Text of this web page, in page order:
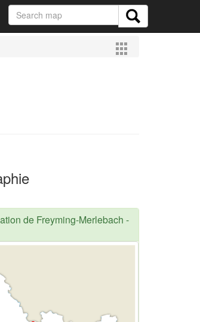
de Freyming-Merlebach -